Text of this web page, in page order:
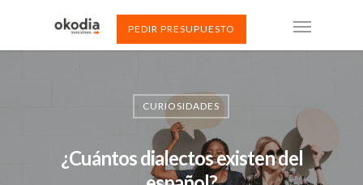
PEDIR PRESUPUESTO
CURIOSIDADES
¿Cuántos dialectos existen del